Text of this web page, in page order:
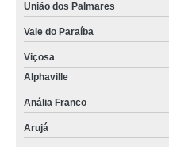
queijomatic 500 litros Magé
queijomatic 3000 litros comprar
queijomatic usada Balneário
União dos Palmares
Vale do Paraíba
Viçosa
Alphaville
Anália Franco
Arujá